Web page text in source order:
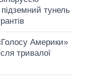
тунель
Америки»
тривалої